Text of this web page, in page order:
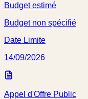
Budget estimé
Budget non spécifié
Date Limite
14/09/2026
Appel d'Offre Public